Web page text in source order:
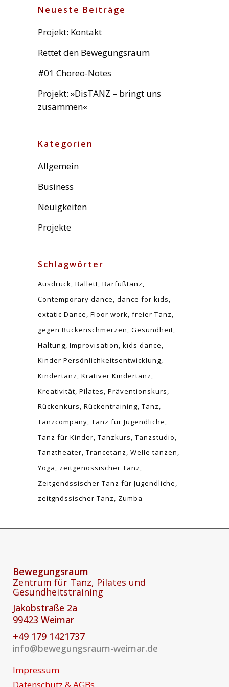
Neueste Beiträge
Projekt: Kontakt
Rettet den Bewegungsraum
#01 Choreo-Notes
Projekt: »DisTANZ – bringt uns
zusammen«
Kategorien
Allgemein
Business
Neuigkeiten
Projekte
Schlagwörter
Ausdruck Ballett Barfußtanz
Contemporary dance dance for kids
extatic Dance Floor work freier Tanz
gegen Rückenschmerzen Gesundheit
Haltung Improvisation kids dance
Kinder Persönlichkeitsentwicklung
Kindertanz Krativer Kindertanz
Kreativität Pilates Präventionskurs
Rückenkurs Rückentraining Tanz
Tanzcompany Tanz für Jugendliche
Tanz für Kinder Tanzkurs Tanzstudio
Tanztheater Trancetanz Welle tanzen
Yoga
zeitgenössischer Tanz
Zeitgenössischer Tanz für Jugendliche
zeitgnössischer Tanz
Zumba
Bewegungsraum
Zentrum für Tanz, Pilates und
Gesundheitstraining
Jakobstraße 2a
99423 Weimar
+49 179 1421737
info@bewegungsraum-weimar.de
Impressum